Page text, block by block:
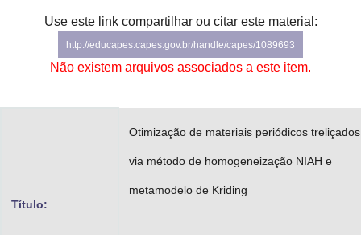
Gabinete de Segurança Institucional
Advocacia-Geral da União
Use este link compartilhar ou citar este material:
http://educapes.capes.gov.br/handle/capes/1089693
Não existem arquivos associados a este item.
Título:
Otimização de materiais periódicos treliçados
via método de homogeneização NIAH e
metamodelo de Kriding